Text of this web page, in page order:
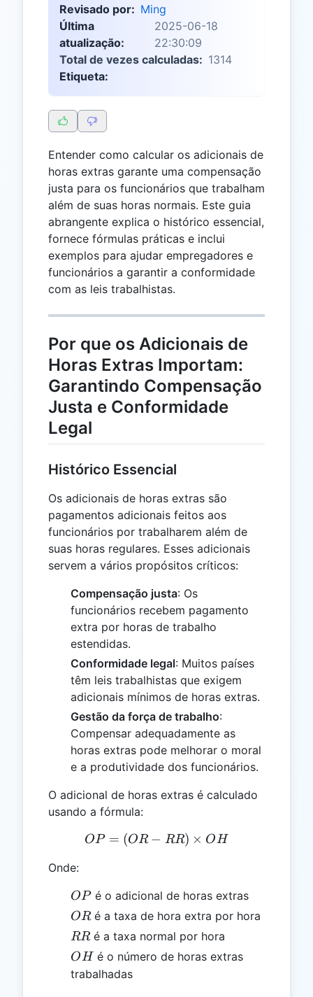
Revisado por: Ming
Última
atualização:
2025-06-18
22:30:09
Total de vezes calculadas: 1314
Etiqueta:
Entender como calcular os adicionais de
horas extras garante uma compensação
justa para os funcionários que trabalham
além de suas horas normais. Este guia
abrangente explica o histórico essencial,
fornece fórmulas práticas e inclui
exemplos para ajudar empregadores e
funcionários a garantir a conformidade
com as leis trabalhistas.
Por que os Adicionais de
Horas Extras Importam:
Garantindo Compensação
Justa e Conformidade
Legal
Histórico Essencial
Os adicionais de horas extras são
pagamentos adicionais feitos aos
funcionários por trabalharem além de
suas horas regulares. Esses adicionais
servem a vários propósitos críticos:
Compensação justa: Os
funcionários recebem pagamento
extra por horas de trabalho
estendidas.
Conformidade legal: Muitos países
têm leis trabalhistas que exigem
adicionais mínimos de horas extras.
Gestão da força de trabalho:
Compensar adequadamente as
horas extras pode melhorar o moral
e a produtividade dos funcionários.
O adicional de horas extras é calculado
usando a fórmula:
OP = (OR - RR) \times
OP = (OR − RR) × OH
Onde:
OP
OPé o adicional de horas extras
OR
ORé a taxa de hora extra por hora
RR
RRé a taxa normal por hora
OH
OH é o número de horas extras
trabalhadas